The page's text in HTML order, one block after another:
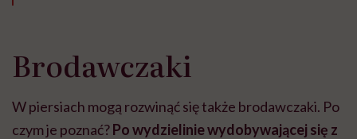
Brodawczaki
W piersiach mogą rozwinąć się także brodawczaki. Po
czym je poznać?Po wydzielinie wydobywającej się z